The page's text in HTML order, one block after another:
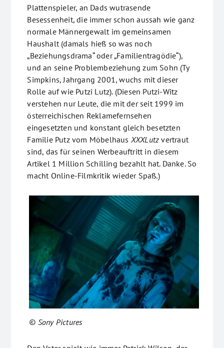
Plattenspieler, an Dads wutrasende
Besessenheit, die immer schon aussah wie ganz
normale Männergewalt im gemeinsamen
Haushalt (damals hieß so was noch
„Beziehungsdrama“ oder „Familientragödie“),
und an seine Problembeziehung zum Sohn (Ty
Simpkins, Jahrgang 2001, wuchs mit dieser
Rolle auf wie Putzi Lutz). (Diesen Putzi-Witz
verstehen nur Leute, die mit der seit 1999 im
österreichischen Reklamefernsehen
eingesetzten und konstant gleich besetzten
Familie Putz vom Möbelhaus XXXLutz vertraut
sind, das für seinen Werbeauftritt in diesem
Artikel 1 Million Schilling bezahlt hat. Danke. So
macht Online-Filmkritik wieder Spaß.)
© Sony Pictures